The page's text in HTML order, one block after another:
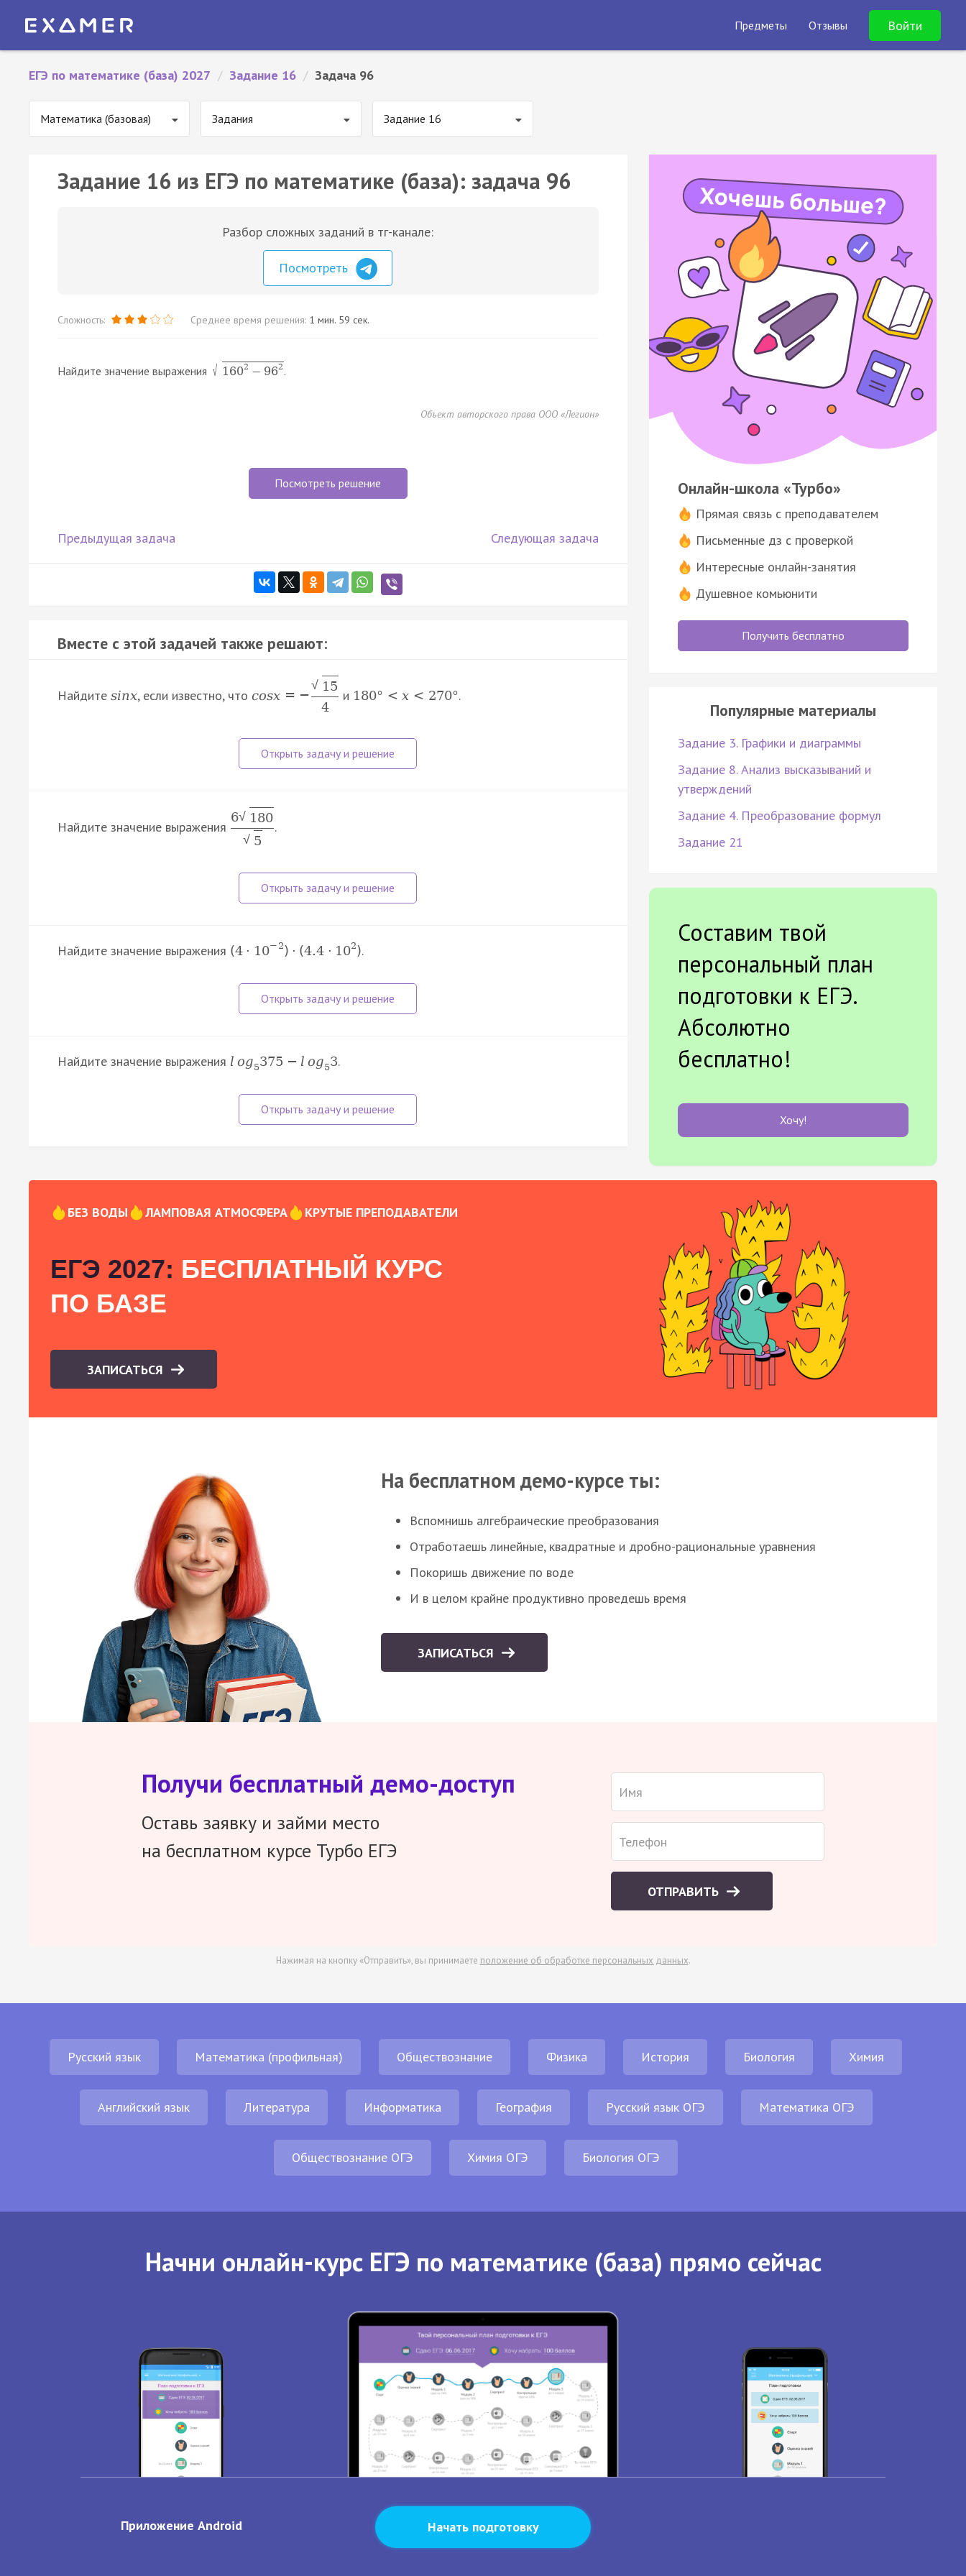
Предметы Отзывы Войти
ЕГЭ по математике (база) 2027 / Задание 16 / Задача 96
Математика (базовая) Задания Задание 16
Задание 16 из ЕГЭ по математике (база): задача 96
Разбор сложных заданий в тг-канале:
Посмотреть
Сложность: Среднее время решения: 1 мин. 59 сек.
Найдите значение выражения √ 1602 − 962 .
Объект авторского права ООО «Легион»
Посмотреть решение
Предыдущая задача Следующая задача
Вместе с этой задачей также решают:
Найдите sinx, если известно, что cosx = −
√ 15
4
и 180° < x < 270°.
Найдите значение выражения
6√ 180
√ 5
.
Найдите значение выражения (4 · 10− 2) · (4.4 · 102).
Найдите значение выражения l og5375 − l og53.
Онлайн-школа «Турбо»
Прямая связь с преподавателем
Письменные дз с проверкой
Интересные онлайн-занятия
Душевное комьюнити
Получить бесплатно
Популярные материалы
Задание 3. Графики и диаграммы
Задание 8. Анализ высказываний и
утверждений
Задание 4. Преобразование формул
Задание 21
Составим твой
персональный план
подготовки к ЕГЭ.
Абсолютно
бесплатно!
Хочу!
БЕЗ ВОДЫ ЛАМПОВАЯ АТМОСФЕРА КРУТЫЕ ПРЕПОДАВАТЕЛИ
ЕГЭ 2027: БЕСПЛАТНЫЙ КУРС
ПО БАЗЕ
ЗАПИСАТЬСЯ
На бесплатном демо-курсе ты:
Вспомнишь алгебраические преобразования
Отработаешь линейные, квадратные и дробно-рациональные уравнения
Покоришь движение по воде
И в целом крайне продуктивно проведешь время
ЗАПИСАТЬСЯ
Получи бесплатный демо-доступ
Оставь заявку и займи место
на бесплатном курсе Турбо ЕГЭ
ОТПРАВИТЬ
Нажимая на кнопку «Отправить», вы принимаете положение об обработке персональных данных.
Русский язык Математика (профильная) Обществознание Физика История Биология Химия
Английский язык Литература Информатика География Русский язык ОГЭ Математика ОГЭ
Обществознание ОГЭ Химия ОГЭ Биология ОГЭ
Начни онлайн-курс ЕГЭ по математике (база) прямо сейчас
Приложение Android Начать подготовку